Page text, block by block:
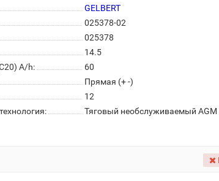
GELBERT
025378-02
025378
14.5
A/h:
60
Прямая (+ -)
12
Тяговый необслуживаемый AGM